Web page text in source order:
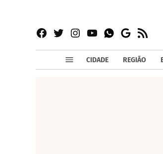
Facebook
TwitterInstagram
YouTubeWhatsapp
Google
News
RSS
CIDADE REGIÃO